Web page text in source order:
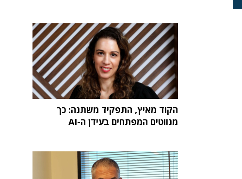
הקוד מאיץ, התפקיד משתנה: כך
מנווטים המפתחים בעידן ה-AI